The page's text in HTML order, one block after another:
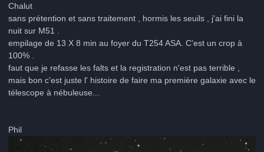
Chalut
sans prétention et sans traitement , hormis les seuils , j'ai fini la
nuit sur M51 .
empilage de 13 X 8 min au foyer du T254 ASA. C'est un crop à
100% .
faut que je refasse les falts et la registration n'est pas terrible ,
mais bon c'est juste l' histoire de faire ma première galaxie avec le
télescope à nébuleuse...
Phil